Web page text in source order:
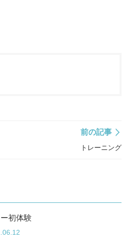
前の記事
トレーニング
初体験